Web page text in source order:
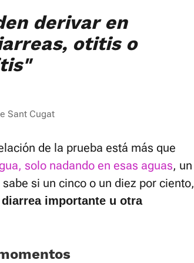
derivar en
otitis o
Sant Cugat
de la prueba está más que
solo nadando en esas aguas, un
si un cinco o un diez por ciento,
importante u otra